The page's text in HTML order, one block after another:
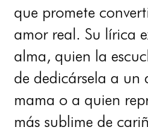
que promete
amor real. Su lírica
alma, quien la
de dedicársela a un
mama o a quien
más sublime de